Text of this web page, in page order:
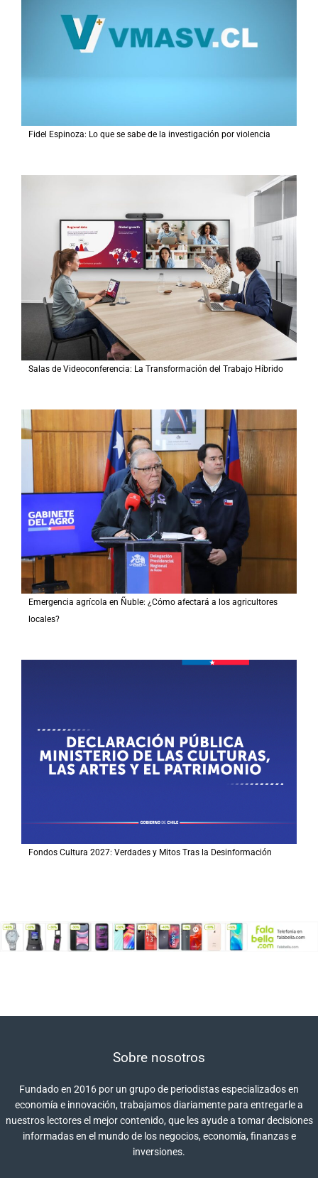
Fidel Espinoza: Lo que se sabe de la investigación por violencia
Salas de Videoconferencia: La Transformación del Trabajo Híbrido
Emergencia agrícola en Ñuble: ¿Cómo afectará a los agricultores
locales?
Fondos Cultura 2027: Verdades y Mitos Tras la Desinformación
Sobre nosotros
Fundado en 2016 por un grupo de periodistas especializados en
economía e innovación, trabajamos diariamente para entregarle a
nuestros lectores el mejor contenido, que les ayude a tomar decisiones
informadas en el mundo de los negocios, economía, finanzas e
inversiones.